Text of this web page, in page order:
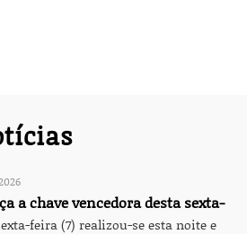
a chave vencedora desta sexta-
feira (7) realizou-se esta noite e